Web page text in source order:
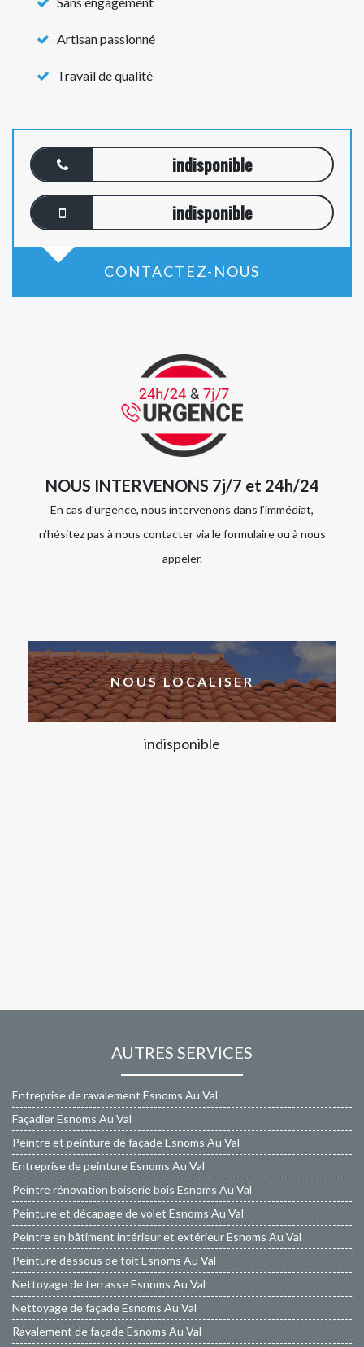
Artisan passionné
Travail de qualité
indisponible
indisponible
CONTACTEZ-NOUS
NOUS INTERVENONS 7j/7 et 24h/24
En cas d’urgence, nous intervenons dans l’immédiat,
n’hésitez pas à nous contacter via le formulaire ou à nous
appeler.
NOUS LOCALISER
indisponible
AUTRES SERVICES
Entreprise de ravalement Esnoms Au Val
Façadier Esnoms Au Val
Peintre et peinture de façade Esnoms Au Val
Entreprise de peinture Esnoms Au Val
Peintre rénovation boiserie bois Esnoms Au Val
Peinture et décapage de volet Esnoms Au Val
Peintre en bâtiment intérieur et extérieur Esnoms Au Val
Peinture dessous de toit Esnoms Au Val
Nettoyage de terrasse Esnoms Au Val
Nettoyage de façade Esnoms Au Val
Ravalement de façade Esnoms Au Val